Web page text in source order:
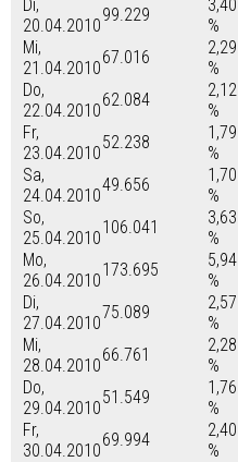
Di,
20.04.2010
99.229
3,40
%
Mi,
21.04.2010
67.016
2,29
%
Do,
22.04.2010
62.084
2,12
%
Fr,
23.04.2010
52.238
1,79
%
Sa,
24.04.2010
49.656
1,70
%
So,
25.04.2010
106.041
3,63
%
Mo,
26.04.2010
173.695
5,94
%
Di,
27.04.2010
75.089
2,57
%
Mi,
28.04.2010
66.761
2,28
%
Do,
29.04.2010
51.549
1,76
%
Fr,
30.04.2010
69.994
2,40
%